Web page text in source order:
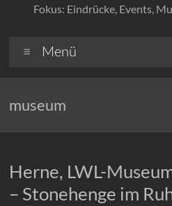
Fokus: Eindrücke, Events,
Menü
museum
Herne, LWL-
– Stonehenge im